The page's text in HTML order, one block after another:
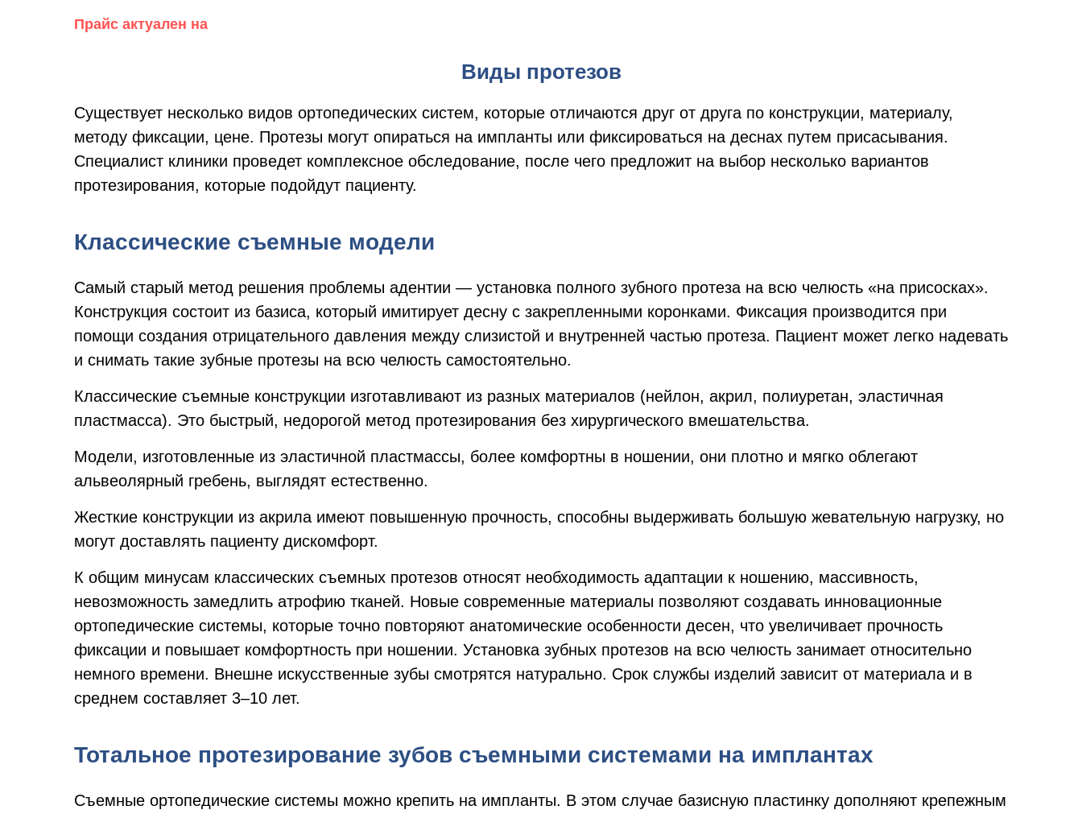
Прайс актуален на
Виды протезов
Существует несколько видов ортопедических систем, которые отличаются друг от друга по конструкции, материалу,
методу фиксации, цене. Протезы могут опираться на импланты или фиксироваться на деснах путем присасывания.
Специалист клиники проведет комплексное обследование, после чего предложит на выбор несколько вариантов
протезирования, которые подойдут пациенту.
Классические съемные модели
Самый старый метод решения проблемы адентии — установка полного зубного протеза на всю челюсть «на присосках».
Конструкция состоит из базиса, который имитирует десну с закрепленными коронками. Фиксация производится при
помощи создания отрицательного давления между слизистой и внутренней частью протеза. Пациент может легко надевать
и снимать такие зубные протезы на всю челюсть самостоятельно.
Классические съемные конструкции изготавливают из разных материалов (нейлон, акрил, полиуретан, эластичная
пластмасса). Это быстрый, недорогой метод протезирования без хирургического вмешательства.
Модели, изготовленные из эластичной пластмассы, более комфортны в ношении, они плотно и мягко облегают
альвеолярный гребень, выглядят естественно.
Жесткие конструкции из акрила имеют повышенную прочность, способны выдерживать большую жевательную нагрузку, но
могут доставлять пациенту дискомфорт.
К общим минусам классических съемных протезов относят необходимость адаптации к ношению, массивность,
невозможность замедлить атрофию тканей. Новые современные материалы позволяют создавать инновационные
ортопедические системы, которые точно повторяют анатомические особенности десен, что увеличивает прочность
фиксации и повышает комфортность при ношении. Установка зубных протезов на всю челюсть занимает относительно
немного времени. Внешне искусственные зубы смотрятся натурально. Срок службы изделий зависит от материала и в
среднем составляет 3–10 лет.
Тотальное протезирование зубов съемными системами на имплантах
Съемные ортопедические системы можно крепить на импланты. В этом случае базисную пластинку дополняют крепежным